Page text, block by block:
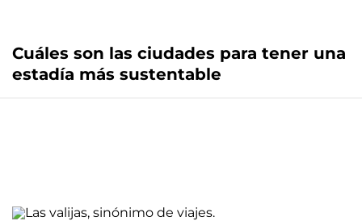
Cuáles son las ciudades para tener una
estadía más sustentable